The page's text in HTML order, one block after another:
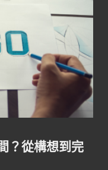
？從構想到完